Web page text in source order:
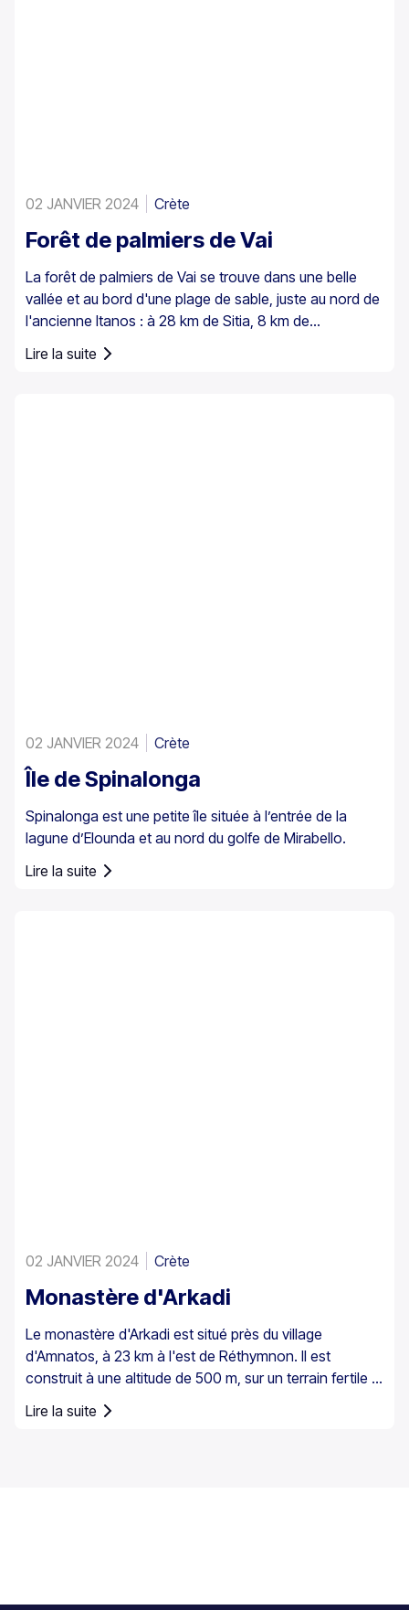
02 JANVIER 2024 Crète
Forêt de palmiers de Vai
La forêt de palmiers de Vai se trouve dans une belle
vallée et au bord d'une plage de sable, juste au nord de
l'ancienne Itanos : à 28 km de Sitia, 8 km de
respectives. Couvrant 200 stremmata (50 acres), elle
Lire la suite
02 JANVIER 2024 Crète
Île de Spinalonga
Spinalonga est une petite île située à l’entrée de la
lagune d’Elounda et au nord du golfe de Mirabello.
Lire la suite
02 JANVIER 2024 Crète
Monastère d'Arkadi
Le monastère d'Arkadi est situé près du village
d'Amnatos, à 23 km à l'est de Réthymnon. Il est
construit à une altitude de 500 m, sur un terrain fertile ...
Lire la suite